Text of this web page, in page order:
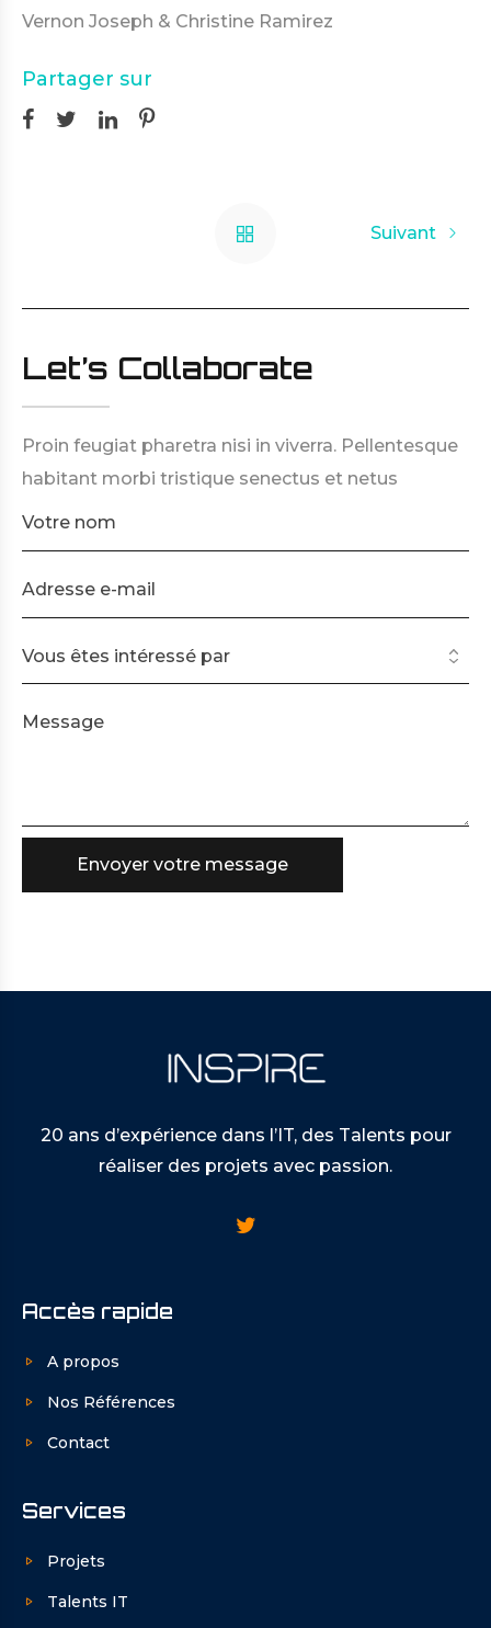
Vernon Joseph & Christine Ramirez
Partager sur
Suivant
Let’s Collaborate
Proin feugiat pharetra nisi in viverra. Pellentesque
habitant morbi tristique senectus et netus
20 ans d’expérience dans l’IT, des Talents pour
réaliser des projets avec passion.
Accès rapide
A propos
Nos Références
Contact
Services
Projets
Talents IT